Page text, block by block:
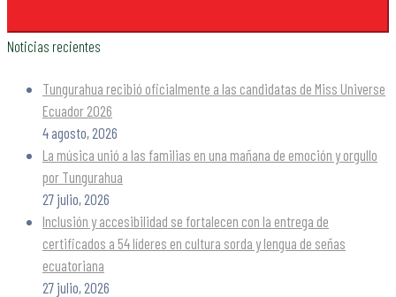
Noticias recientes
Tungurahua recibió oficialmente a las candidatas de Miss Universe
Ecuador 2026
4 agosto, 2026
La música unió a las familias en una mañana de emoción y orgullo
por Tungurahua
27 julio, 2026
Inclusión y accesibilidad se fortalecen con la entrega de
certificados a 54 líderes en cultura sorda y lengua de señas
ecuatoriana
27 julio, 2026